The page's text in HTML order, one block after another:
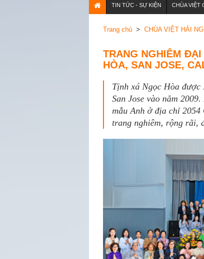
TIN TỨC - SỰ KIỆN CHÙA VIỆT
Trang chủ> CHÙA VIỆT HẢI
TRANG NGHIÊM
HÒA, SAN JOSE,
Tịnh xá Ngọc Hòa
San Jose vào năm
mẫu Anh ở địa chỉ 2054
trang nghiêm, rộng rãi,